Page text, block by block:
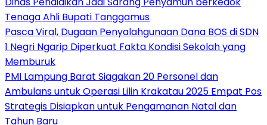
Tenaga Ahli Bupati Tanggamus
Pasca Viral, Dugaan Penyalahgunaan Dana BOS di SDN
1 Negri Ngarip Diperkuat Fakta Kondisi Sekolah yang
Memburuk
PMI Lampung Barat Siagakan 20 Personel dan
Ambulans untuk Operasi Lilin Krakatau 2025 Empat Pos
Strategis Disiapkan untuk Pengamanan Natal dan
Tahun Baru